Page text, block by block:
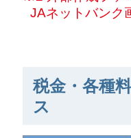
JAネットバンク
税金・各種
ス